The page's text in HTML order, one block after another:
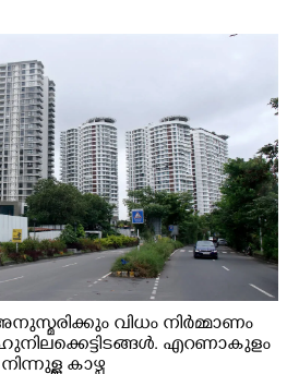
വിധം നിർമ്മാണം
എറണാകുളം
കാഴ്ച